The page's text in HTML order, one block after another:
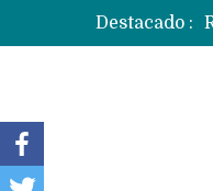
Destacado :